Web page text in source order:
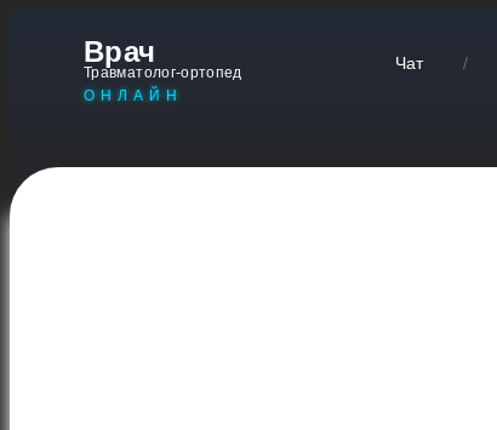
Врач
Травматолог-ортопед
ОНЛАЙН
Чат /